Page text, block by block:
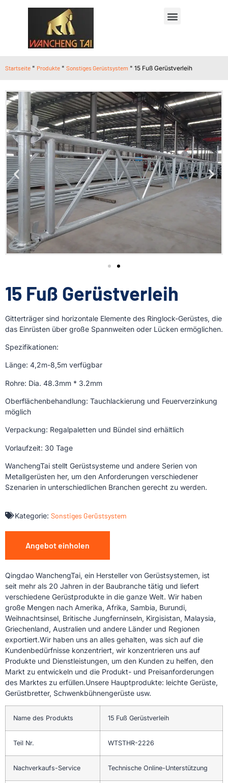
Startseite " Produkte " Sonstiges Gerüstsystem " 15 Fuß Gerüstverleih
15 Fuß Gerüstverleih
Gitterträger sind horizontale Elemente des Ringlock-Gerüstes, die
das Einrüsten über große Spannweiten oder Lücken ermöglichen.
Spezifikationen:
Länge: 4,2m-8,5m verfügbar
Rohre: Dia. 48.3mm * 3.2mm
Oberflächenbehandlung: Tauchlackierung und Feuerverzinkung
möglich
Verpackung: Regalpaletten und Bündel sind erhältlich
Vorlaufzeit: 30 Tage
WanchengTai stellt Gerüstsysteme und andere Serien von
Metallgerüsten her, um den Anforderungen verschiedener
Szenarien in unterschiedlichen Branchen gerecht zu werden.
Kategorie: Sonstiges Gerüstsystem
Angebot einholen
Qingdao WanchengTai, ein Hersteller von Gerüstsystemen, ist
seit mehr als 20 Jahren in der Baubranche tätig und liefert
verschiedene Gerüstprodukte in die ganze Welt. Wir haben
große Mengen nach Amerika, Afrika, Sambia, Burundi,
Weihnachtsinsel, Britische Jungferninseln, Kirgisistan, Malaysia,
Griechenland, Australien und andere Länder und Regionen
exportiert.Wir haben uns an alles gehalten, was sich auf die
Kundenbedürfnisse konzentriert, wir konzentrieren uns auf
Produkte und Dienstleistungen, um den Kunden zu helfen, den
Markt zu entwickeln und die Produkt- und Preisanforderungen
des Marktes zu erfüllen.Unsere Hauptprodukte: leichte Gerüste,
Gerüstbretter, Schwenkbühnengerüste usw.
Name des Produkts 15 Fuß Gerüstverleih
Teil Nr. WTSTHR-2226
Nachverkaufs-Service Technische Online-Unterstützung